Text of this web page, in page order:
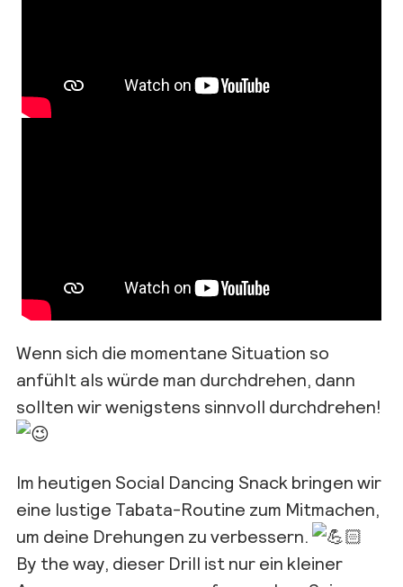
Wenn sich die momentane Situation so
anfühlt als würde man durchdrehen, dann
sollten wir wenigstens sinnvoll durchdrehen!
Im heutigen Social Dancing Snack bringen wir
eine lustige Tabata-Routine zum Mitmachen,
um deine Drehungen zu verbessern.
By the way, dieser Drill ist nur ein kleiner